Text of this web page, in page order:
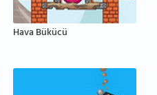
Hava Bükücü